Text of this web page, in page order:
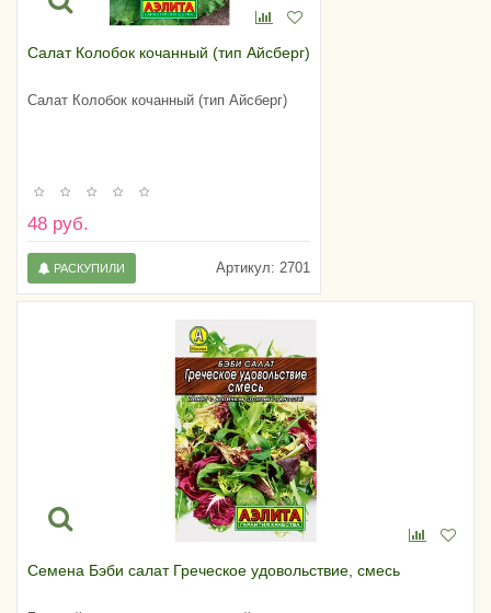
Салат Колобок кочанный (тип Айсберг)
Салат Колобок кочанный (тип Айсберг)
48 руб.
Артикул: 2701
РАСКУПИЛИ
Семена Бэби салат Греческое удовольствие, смесь